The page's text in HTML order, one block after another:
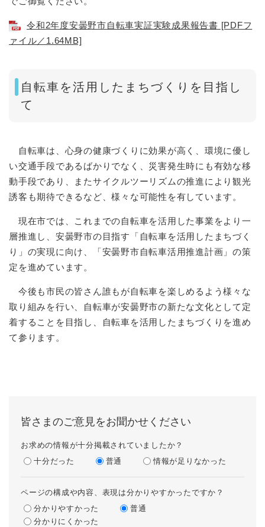
令和2年度安曇野市自転車実証実験成果報告書 [PDFフ
ァイル／1.64MB]
自転車を活用したまちづくりを目指し
て
自転車は、心身の健康づくりに効果が高く、環境に優し
い交通手段であるばかりでなく、災害発生時にも有効な移
動手段であり、またサイクルツーリズムの推進により観光
誘客も期待できるなど、様々な可能性を有しています。
現在市では、これまでの自転車を活用した事業をより一
層推進し、安曇野市の目指す「自転車を活用したまちづく
り」の実現に向け、「安曇野市自転車活用推進計画」の策
定を進めています。
今後も市民の皆さん誰もが自転車を楽しめるよう様々な
取り組みを行い、自転車が安曇野市の新たな文化として定
着することを目指し、自転車を活用したまちづくりを進め
て参ります。
皆さまのご意見をお聞かせください
お求めの情報が十分掲載されていましたか？
十分だった
普通 情報が足りなかった
ページの構成や内容、表現は分かりやすかったですか？
分かりやすかった
普通
分かりにくかった